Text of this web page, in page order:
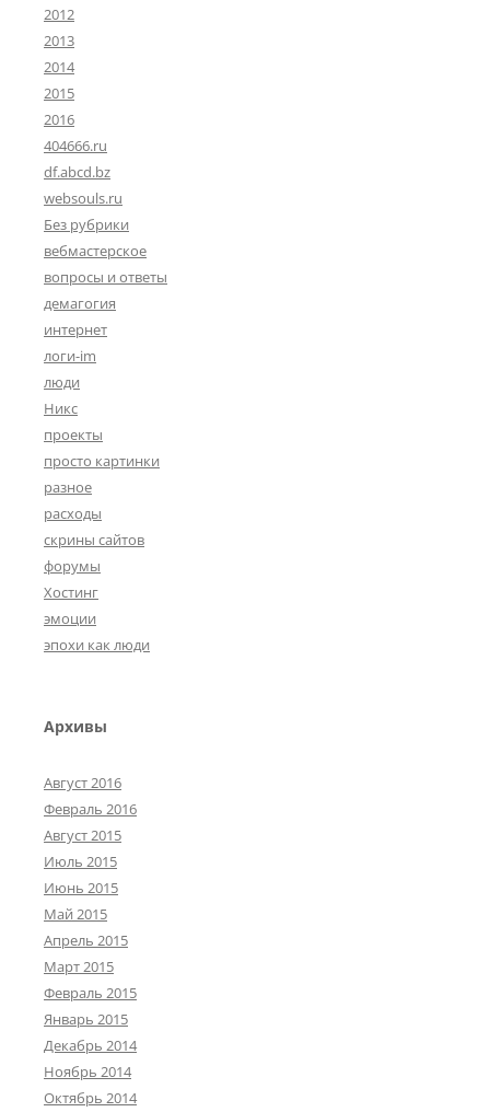
2012
2013
2014
2015
2016
404666.ru
df.abcd.bz
websouls.ru
Без рубрики
вебмастерское
вопросы и ответы
демагогия
интернет
логи-im
люди
Никс
проекты
просто картинки
разное
расходы
скрины сайтов
форумы
Хостинг
эмоции
эпохи как люди
Архивы
Август 2016
Февраль 2016
Август 2015
Июль 2015
Июнь 2015
Май 2015
Апрель 2015
Март 2015
Февраль 2015
Январь 2015
Декабрь 2014
Ноябрь 2014
Октябрь 2014